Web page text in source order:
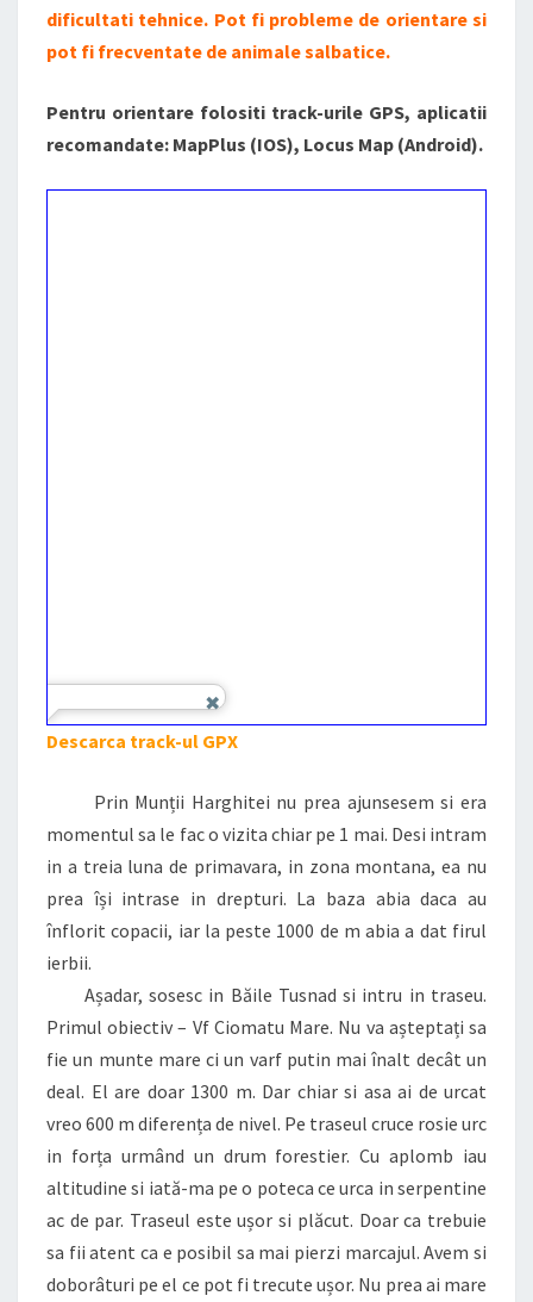
dificultati tehnice. Pot fi probleme de orientare si
pot fi frecventate de animale salbatice.
Pentru orientare folositi track-urile GPS, aplicatii
recomandate: MapPlus (IOS), Locus Map (Android).
Descarca track-ul GPX
Prin Munții Harghitei nu prea ajunsesem si era
momentul sa le fac o vizita chiar pe 1 mai. Desi intram
in a treia luna de primavara, in zona montana, ea nu
prea își intrase in drepturi. La baza abia daca au
înflorit copacii, iar la peste 1000 de m abia a dat firul
ierbii.
Așadar, sosesc in Băile Tusnad si intru in traseu.
Primul obiectiv – Vf Ciomatu Mare. Nu va așteptați sa
fie un munte mare ci un varf putin mai înalt decât un
deal. El are doar 1300 m. Dar chiar si asa ai de urcat
vreo 600 m diferența de nivel. Pe traseul cruce rosie urc
in forța urmând un drum forestier. Cu aplomb iau
altitudine si iată-ma pe o poteca ce urca in serpentine
ac de par. Traseul este ușor si plăcut. Doar ca trebuie
sa fii atent ca e posibil sa mai pierzi marcajul. Avem si
doborâturi pe el ce pot fi trecute ușor. Nu prea ai mare